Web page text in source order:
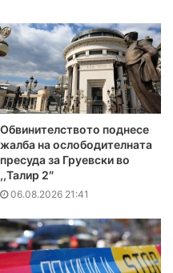
Обвинителството поднесе
жалба на ослободителната
пресуда за Груевски во
,,Талир 2″
06.08.2026 21:41